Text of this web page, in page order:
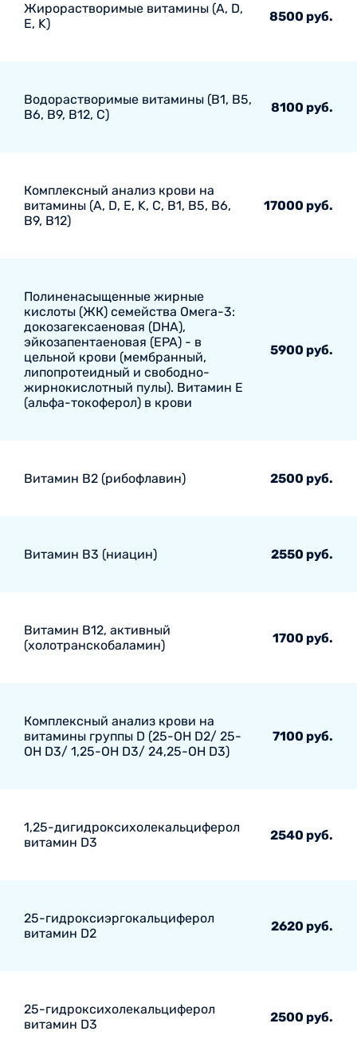
Жирорастворимые витамины (A, D,
E, K)
8500 руб.
Водорастворимые витамины (B1, B5,
B6, В9, В12, С)
8100 руб.
Комплексный анализ крови на
витамины (A, D, E, K, C, B1, B5, B6,
В9, B12)
17000 руб.
Полиненасыщенные жирные
кислоты (ЖК) семейства Омега-3:
докозагексаеновая (DHA),
эйкозапентаеновая (EPA) - в
цельной крови (мембранный,
липопротеидный и свободно-
жирнокислотный пулы). Витамин E
(альфа-токоферол) в крови
5900 руб.
Витамин В2 (рибофлавин) 2500 руб.
Витамин В3 (ниацин) 2550 руб.
Витамин В12, активный
(холотранскобаламин)
1700 руб.
Комплексный анализ крови на
витамины группы D (25-ОН D2/ 25-
ОН D3/ 1,25-ОН D3/ 24,25-ОН D3)
7100 руб.
1,25-дигидроксихолекальциферол
витамин D3
2540 руб.
25-гидроксиэргокальциферол
витамин D2
2620 руб.
25-гидроксихолекальциферол
витамин D3
2500 руб.